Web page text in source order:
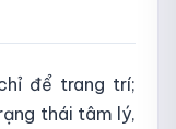
để trang trí;
thái tâm lý,